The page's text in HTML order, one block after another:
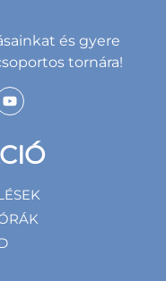
és gyere
tornára!